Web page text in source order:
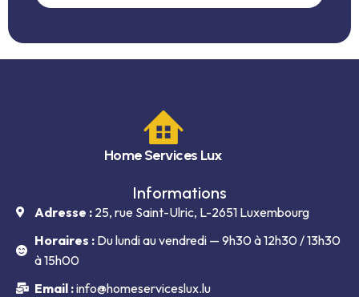
Home Services Lux
Informations
Adresse :25, rue Saint-Ulric, L-2651 Luxembourg
Horaires :Du lundi au vendredi — 9h30 à 12h30 / 13h30
à 15h00
Email :info@homeserviceslux.lu